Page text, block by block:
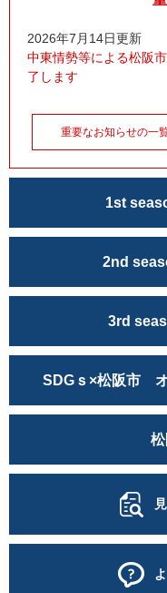
2026年7月14日更新
中東情勢等による松阪
了します
重要なお知らせの一
1st
2nd
3rd
SDGｓ×松阪市